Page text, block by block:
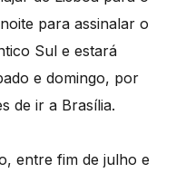
para assinalar o
Sul e estará
e domingo, por
de ir a Brasília.
entre fim de julho e